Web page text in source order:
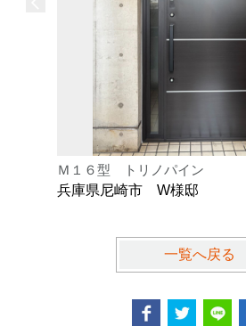
Ｍ１６型 トリノパイン
兵庫県尼崎市 W様邸
一覧へ戻る